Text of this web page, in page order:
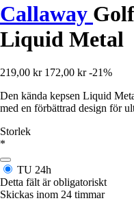
Callaway
Liquid Metal
219,00 kr 172,00 kr -21%
Den kända kepsen Liquid
med en förbättrad design för
Storlek
*
TU 24h
Detta fält är obligatoriskt
Skickas inom 24 timmar